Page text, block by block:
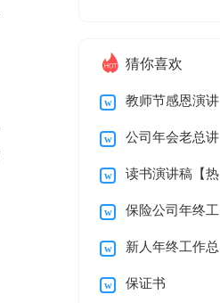
猜你喜欢
教师节感恩演讲
稿(15篇)公司年会老总讲
话稿读书演讲稿【热
门】保险公司年终工
作总结新人年终工作总
结 保证书